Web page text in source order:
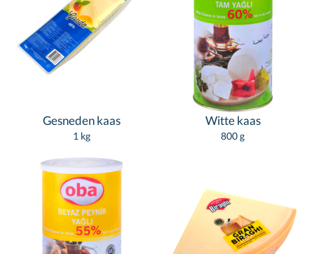
Gesneden kaas
1 kg
Witte kaas
800 g